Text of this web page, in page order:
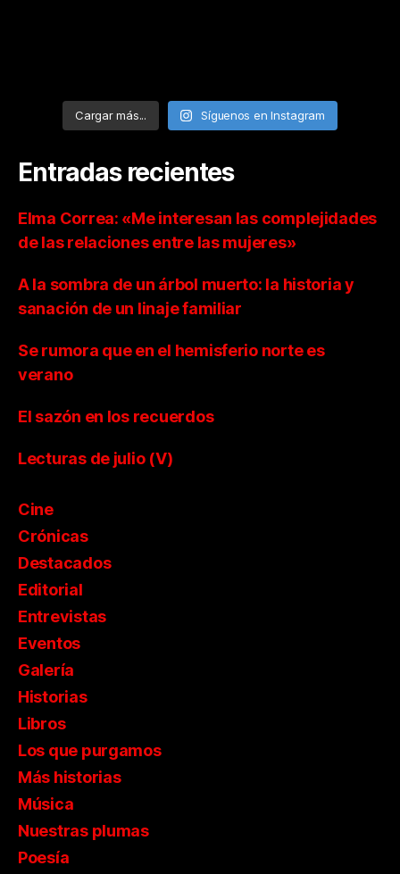
Cargar más... Síguenos en Instagram
Entradas recientes
Elma Correa: «Me interesan las complejidades
de las relaciones entre las mujeres»
A la sombra de un árbol muerto: la historia y
sanación de un linaje familiar
Se rumora que en el hemisferio norte es
verano
El sazón en los recuerdos
Lecturas de julio (V)
Cine
Crónicas
Destacados
Editorial
Entrevistas
Eventos
Galería
Historias
Libros
Los que purgamos
Más historias
Música
Nuestras plumas
Poesía